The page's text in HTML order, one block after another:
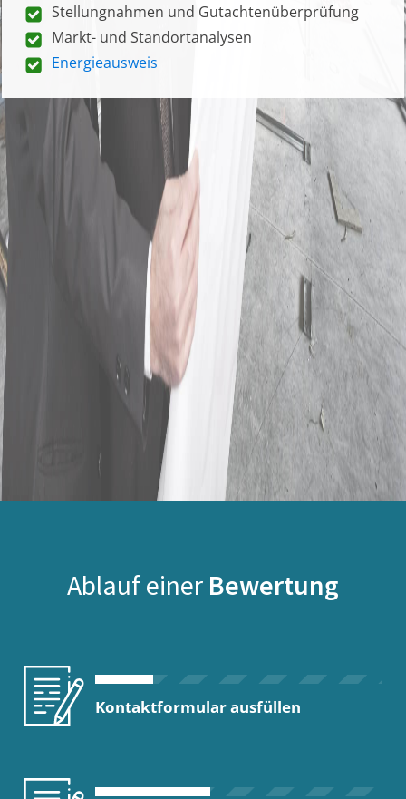
Stellungnahmen und Gutachtenüberprüfung
Markt- und Standortanalysen
Energieausweis
Ablauf einer Bewertung
Kontaktformular ausfüllen